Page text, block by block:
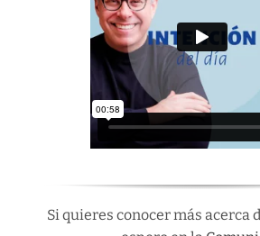
Si quieres conocer más acerca